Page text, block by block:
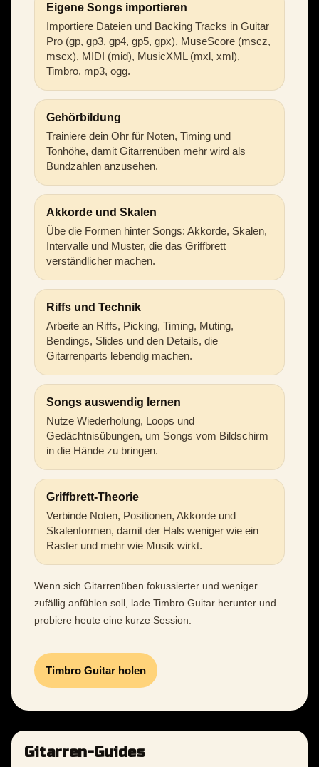
Eigene Songs importieren
Importiere Dateien und Backing Tracks in Guitar
Pro (gp, gp3, gp4, gp5, gpx), MuseScore (mscz,
mscx), MIDI (mid), MusicXML (mxl, xml),
Timbro, mp3, ogg.
Gehörbildung
Trainiere dein Ohr für Noten, Timing und
Tonhöhe, damit Gitarrenüben mehr wird als
Bundzahlen anzusehen.
Akkorde und Skalen
Übe die Formen hinter Songs: Akkorde, Skalen,
Intervalle und Muster, die das Griffbrett
verständlicher machen.
Riffs und Technik
Arbeite an Riffs, Picking, Timing, Muting,
Bendings, Slides und den Details, die
Gitarrenparts lebendig machen.
Songs auswendig lernen
Nutze Wiederholung, Loops und
Gedächtnisübungen, um Songs vom Bildschirm
in die Hände zu bringen.
Griffbrett-Theorie
Verbinde Noten, Positionen, Akkorde und
Skalenformen, damit der Hals weniger wie ein
Raster und mehr wie Musik wirkt.
Wenn sich Gitarrenüben fokussierter und weniger
zufällig anfühlen soll, lade Timbro Guitar herunter und
probiere heute eine kurze Session.
Timbro Guitar holen
Gitarren-Guides